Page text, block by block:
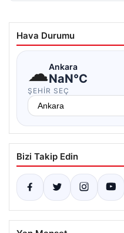
Hava Durumu
☁Ankara
NaN°C
ŞEHIR SEÇ
Bizi Takip Edin